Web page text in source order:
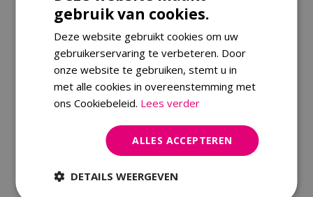
Light & Living Cushion
60x30 cm BAXLEY
velvet old pink+line…
€32,99
Bestellen
Light & Living Candle
stick Ø12x25 cm
DOZZA wood matt
dark …
€12,99
gebruik van cookies.
Deze website gebruikt cookies om uw
gebruikerservaring te verbeteren. Door
onze website te gebruiken, stemt u in
met alle cookies in overeenstemming met
ons Cookiebeleid. Lees verder
ALLES ACCEPTEREN
DETAILS WEERGEVEN